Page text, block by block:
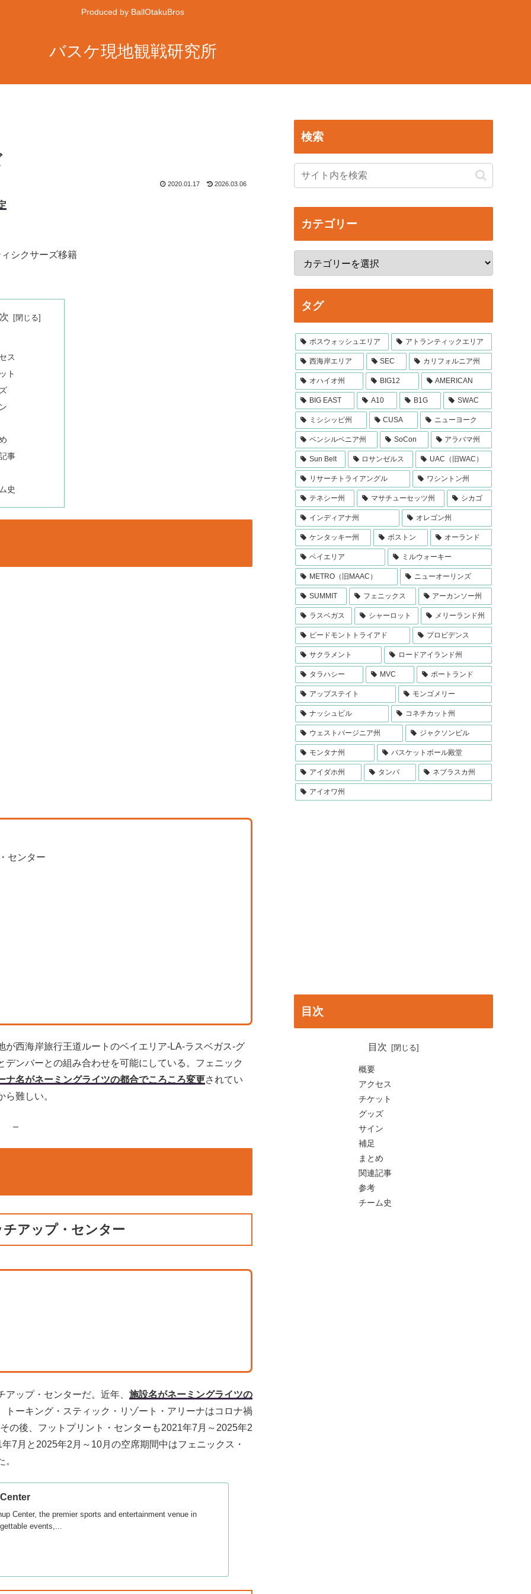
Produced by BallOtakuBros
バスケ現地観戦研究所
2020.01.17 2026.03.06
シクサーズ移籍
ス
ト
事
史
センター
西海岸旅行王道ルートのベイエリア-LA-ラスベガス-グ
ンバーとの組み合わせを可能にしている。フェニック
ナ名がネーミングライツの都合でころころ変更されてい
難しい。
–
アップ・センター
ップ・センターだ。近年、 施設名がネーミングライツの
トーキング・スティック・リゾート・アリーナはコロナ禍
の後、フットプリント・センターも2021年7月～2025年2
7月と2025年2月～10月の空席期間中はフェニックス・
Center, the premier sports and entertainment venue in
events,...
検索
カテゴリー
タグ
ボスウォッシュエリア アトランティックエリア
西海岸エリア SEC カリフォルニア州
オハイオ州 BIG12 AMERICAN
BIG EAST A10 B1G SWAC
ミシシッピ州 CUSA ニューヨーク
ペンシルベニア州 SoCon アラバマ州
Sun Belt ロサンゼルス UAC（旧WAC）
リサーチトライアングル ワシントン州
テネシー州 マサチューセッツ州 シカゴ
インディアナ州 オレゴン州
ケンタッキー州 ボストン オーランド
ベイエリア ミルウォーキー
METRO（旧MAAC） ニューオーリンズ
SUMMIT フェニックス アーカンソー州
ラスベガス シャーロット メリーランド州
ピードモントトライアド プロビデンス
サクラメント ロードアイランド州
タラハシー MVC ポートランド
アップステイト モンゴメリー
ナッシュビル コネチカット州
ウェストバージニア州 ジャクソンビル
モンタナ州 バスケットボール殿堂
アイダホ州 タンパ ネブラスカ州
アイオワ州
目次
目次
概要
アクセス
チケット
グッズ
サイン
補足
まとめ
関連記事
参考
チーム史